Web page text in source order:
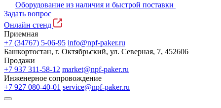
Оборудование из наличия и быстрой поставки
Задать вопрос
Онлайн стенд
Приемная
+7 (34767) 5-06-95 info@npf-paker.ru
Башкортостан, г. Октябрьский, ул. Северная, 7, 452606
Продажи
+7 937 311-58-12 market@npf-paker.ru
Инженерное сопровождение
+7 927 080-40-01 service@npf-paker.ru